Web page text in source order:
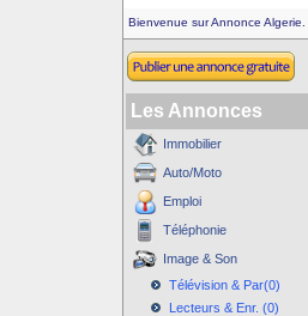
Bienvenue sur Annonce Algerie.
Les Annonces
Immobilier
Auto/Moto
Emploi
Téléphonie
Image & Son
Télévision & Par(0)
Lecteurs & Enr. (0)